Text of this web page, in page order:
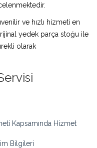
ve hızlı hizmeti en
yedek parça stoğu ile
olarak
Kapsamında Hizmet
Bilgileri